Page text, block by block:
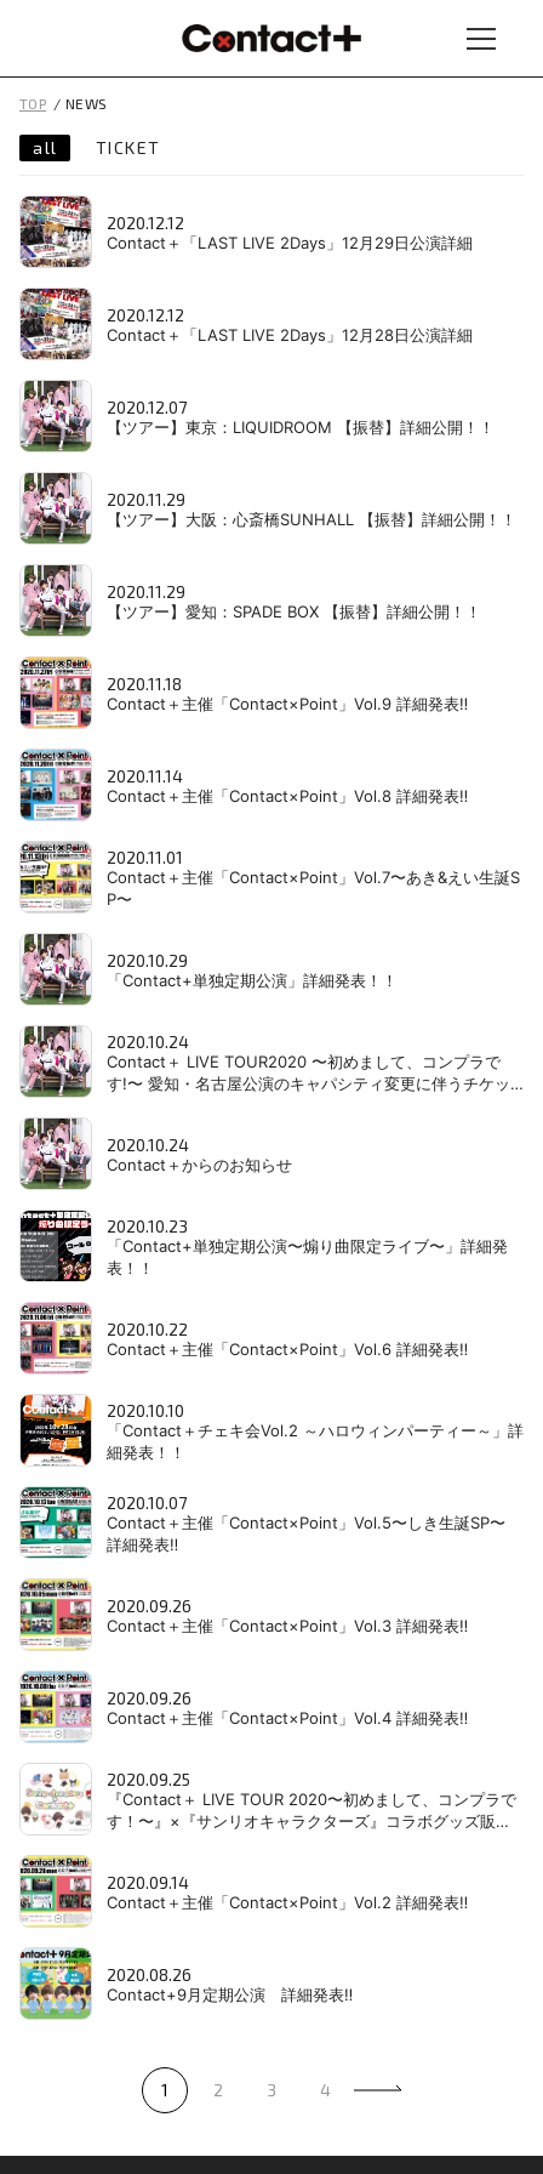
TOP NEWS
all TICKET
2020.12.12
Contact＋「LAST LIVE 2Days」12月29日公演詳細
2020.12.12
Contact＋「LAST LIVE 2Days」12月28日公演詳細
2020.12.07
【ツアー】東京：LIQUIDROOM 【振替】詳細公開！！
2020.11.29
【ツアー】大阪：心斎橋SUNHALL 【振替】詳細公開！！
2020.11.29
【ツアー】愛知：SPADE BOX 【振替】詳細公開！！
2020.11.18
Contact＋主催「Contact×Point」Vol.9 詳細発表‼
2020.11.14
Contact＋主催「Contact×Point」Vol.8 詳細発表‼
2020.11.01
Contact＋主催「Contact×Point」Vol.7〜あき&えい生誕S
P〜
2020.10.29
「Contact+単独定期公演」詳細発表！！
2020.10.24
Contact＋ LIVE TOUR2020 〜初めまして、コンプラで
す!〜 愛知・名古屋公演のキャパシティ変更に伴うチケッ
2020.10.24
Contact＋からのお知らせ
2020.10.23
「Contact+単独定期公演〜煽り曲限定ライブ〜」詳細発
表！！
2020.10.22
Contact＋主催「Contact×Point」Vol.6 詳細発表‼
2020.10.10
「Contact＋チェキ会Vol.2 ～ハロウィンパーティー～」詳
細発表！！
2020.10.07
Contact＋主催「Contact×Point」Vol.5〜しき生誕SP〜
詳細発表‼
2020.09.26
Contact＋主催「Contact×Point」Vol.3 詳細発表‼
2020.09.26
Contact＋主催「Contact×Point」Vol.4 詳細発表‼
2020.09.25
『Contact＋ LIVE TOUR 2020〜初めまして、コンプラで
す！〜』×『サンリオキャラクターズ』コラボグッズ販売‼
2020.09.14
Contact＋主催「Contact×Point」Vol.2 詳細発表‼
2020.08.26
Contact+9月定期公演 詳細発表‼
1 2 3 4